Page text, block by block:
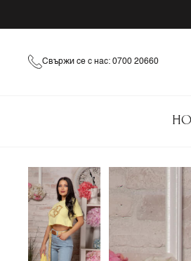
Свържи се с нас: 0700 20660